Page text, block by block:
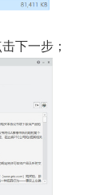
下一步；